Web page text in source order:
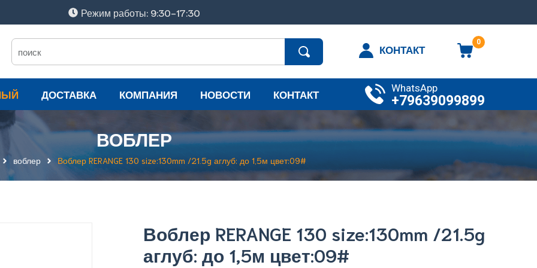
Режим работы: 9:30-17:30
0
КОНТАКТ
ДОСТАВКА КОМПАНИЯ НОВОСТИ КОНТАКТ WhatsApp
+79639099899
ВОБЛЕР
воблер Воблер RERANGE 130 size:130mm /21.5g аглуб: до 1,5м цвет:09#
Воблер RERANGE 130 size:130mm /21.5g
аглуб: до 1,5м цвет:09#